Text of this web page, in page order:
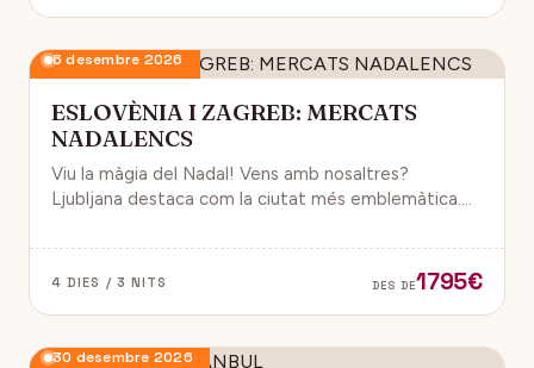
6 desembre 2026
ESLOVÈNIA I ZAGREB: MERCATS
NADALENCS
Viu la màgia del Nadal! Vens amb nosaltres?
Ljubljana destaca com la ciutat més emblemàtica.
destinacions nadalenques d’Europa.
4 DIES / 3 NITS DES DE1795€
30 desembre 2026